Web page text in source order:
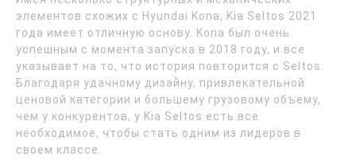
элементов схожих с Hyundai Kona, Kia Seltos 2021
года имеет отличную основу. Kona был очень
успешным с момента запуска в 2018 году, и все
указывает на то, что история повторится с Seltos.
Благодаря удачному дизайну, привлекательной
ценовой категории и большему грузовому объему,
чем у конкурентов, у Kia Seltos есть все
необходимое, чтобы стать одним из лидеров в
своем классе.